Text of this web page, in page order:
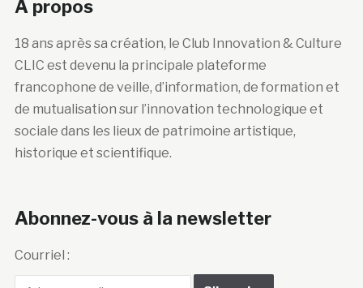
A propos
18 ans après sa création, le Club Innovation & Culture
CLIC est devenu la principale plateforme
francophone de veille, d’information, de formation et
de mutualisation sur l’innovation technologique et
sociale dans les lieux de patrimoine artistique,
historique et scientifique.
Abonnez-vous à la newsletter
Courriel :